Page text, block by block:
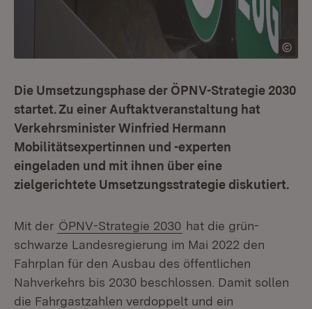
Die Umsetzungsphase der ÖPNV-Strategie 2030
startet. Zu einer Auftaktveranstaltung hat
Verkehrsminister Winfried Hermann
Mobilitätsexpertinnen und -experten
eingeladen und mit ihnen über eine
zielgerichtete Umsetzungsstrategie diskutiert.
Mit der ÖPNV-Strategie 2030 hat die grün-
schwarze Landesregierung im Mai 2022 den
Fahrplan für den Ausbau des öffentlichen
Nahverkehrs bis 2030 beschlossen. Damit sollen
die Fahrgastzahlen verdoppelt und ein